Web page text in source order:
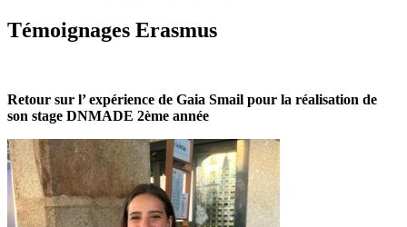
Témoignages Erasmus
Retour sur l’ expérience de Gaia Smail pour la réalisation de
son stage DNMADE 2ème année